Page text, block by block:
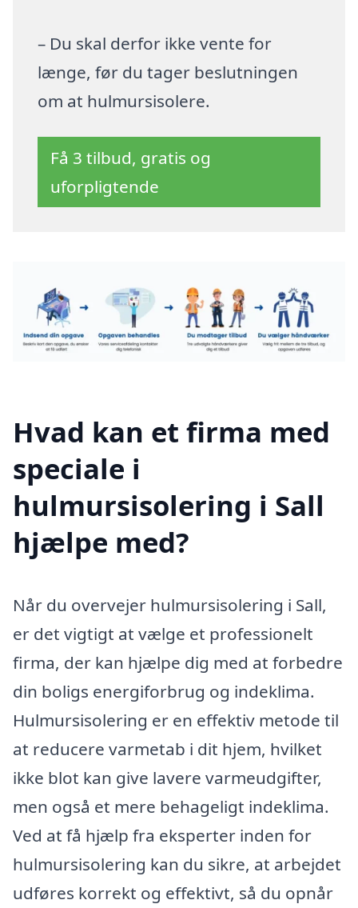
– Du skal derfor ikke vente for
længe, før du tager beslutningen
om at hulmursisolere.
Få 3 tilbud, gratis og
uforpligtende
Hvad kan et firma med
speciale i
hulmursisolering i Sall
hjælpe med?
Når du overvejer hulmursisolering i Sall,
er det vigtigt at vælge et professionelt
firma, der kan hjælpe dig med at forbedre
din boligs energiforbrug og indeklima.
Hulmursisolering er en effektiv metode til
at reducere varmetab i dit hjem, hvilket
ikke blot kan give lavere varmeudgifter,
men også et mere behageligt indeklima.
Ved at få hjælp fra eksperter inden for
hulmursisolering kan du sikre, at arbejdet
udføres korrekt og effektivt, så du opnår